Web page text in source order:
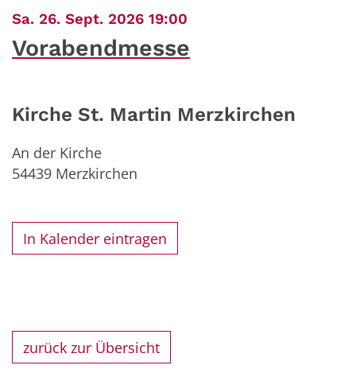
Sa. 26. Sept. 2026 19:00
Vorabendmesse
Kirche St. Martin Merzkirchen
An der Kirche
54439 Merzkirchen
In Kalender eintragen
zurück zur Übersicht